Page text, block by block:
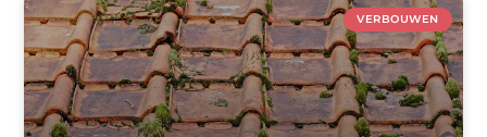
VERBOUWEN